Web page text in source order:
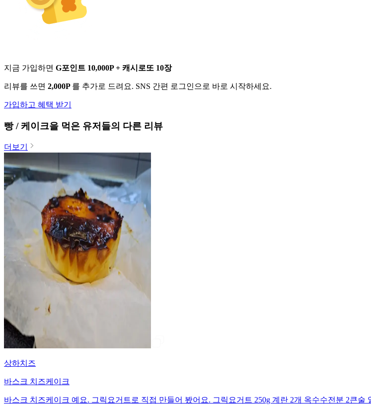
지금 가입하면 G포인트 10,000P + 캐시로또 10장
리뷰를 쓰면 2,000P 를 추가로 드려요. SNS 간편 로그인으로 바로 시작하세요.
가입하고 혜택 받기
빵 / 케이크을 먹은 유저들의 다른 리뷰
더보기
상하치즈
바스크 치즈케이크
바스크 치즈케이크 예요. 그릭요거트로 직접 만들어 봤어요. 그릭요거트 250g 계란 2개 옥수수전분 2큰